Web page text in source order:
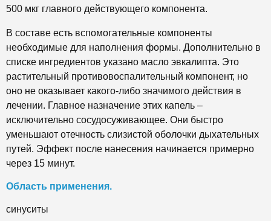
500 мкг главного действующего компонента.
В составе есть вспомогательные компоненты
необходимые для наполнения формы. Дополнительно в
списке ингредиентов указано масло эвкалипта. Это
растительный противовоспалительный компонент, но
оно не оказывает какого-либо значимого действия в
лечении. Главное назначение этих капель –
исключительно сосудосуживающее. Они быстро
уменьшают отечность слизистой оболочки дыхательных
путей. Эффект после нанесения начинается примерно
через 15 минут.
Область применения.
синуситы